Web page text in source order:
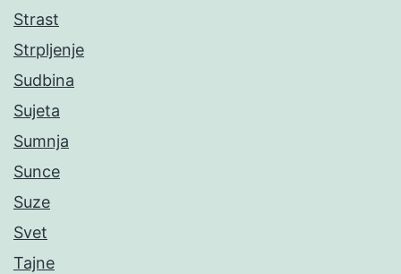
Strast
Strpljenje
Sudbina
Sujeta
Sumnja
Sunce
Suze
Svet
Tajne